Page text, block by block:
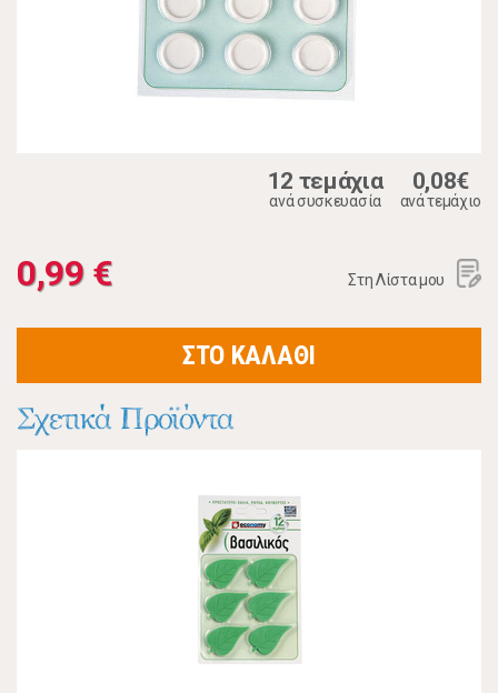
12 τεμάχια
ανά συσκευασία
0,08€
ανά τεμάχιο
0,99 € Στη Λίστα μου
ΣΤΟ ΚΑΛΑΘΙ
Σχετικά Προϊόντα